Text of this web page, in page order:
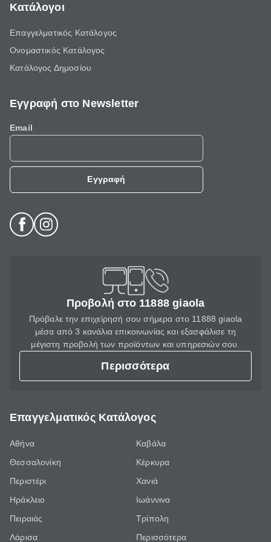
Κατάλογοι
Επαγγελματικός Κατάλογος
Ονομαστικός Κατάλογος
Κατάλογος Δημοσίου
Εγγραφή στο Newsletter
Email
Εγγραφή
Προβολή στο 11888 giaola
Πρόβαλε την επιχείρησή σου σήμερα στο 11888 giaola
μέσα από 3 κανάλια επικοινωνίας και εξασφάλισε τη
μέγιστη προβολή των προϊόντων και υπηρεσιών σου.
Περισσότερα
Επαγγελματικός Κατάλογος
Αθήνα
Θεσσαλονίκη
Περιστέρι
Ηράκλειο
Πειραιάς
Λάρισα
Καβάλα
Κέρκυρα
Χανιά
Ιωάννινα
Τρίπολη
Περισσότερα